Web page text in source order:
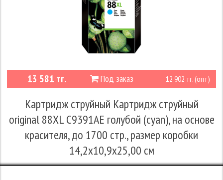
Под заказ
13 581 тг. 12 902 тг. (опт)
Картридж струйный Картридж струйный
original 88XL C9391AE голубой (cyan), на основе
красителя, до 1700 стр., размер коробки
14,2x10,9x25,00 см